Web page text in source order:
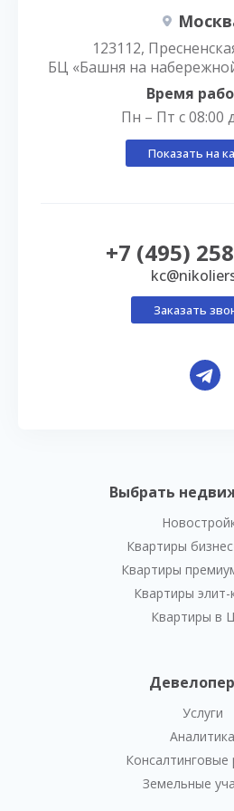
Выбрать
Квартиры
Квартиры
Квартиры элит-
Квартиры в
Услуги
Аналитика
Консалтинговые
Земельные
123112,
БЦ «Башня на
Время
Пн – Пт с 08:00
Показать на
+7 (495)
Заказать